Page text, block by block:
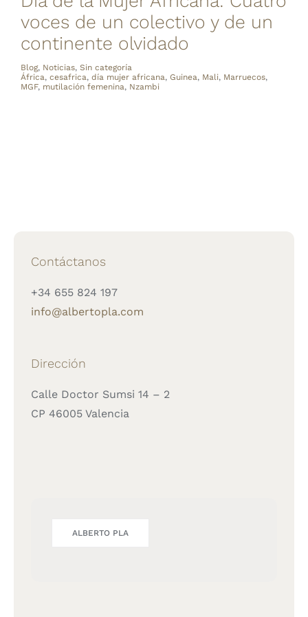
voces de un colectivo y de un
continente olvidado
Blog, Noticias, Sin categoría
África, cesafrica, día mujer africana, Guinea, Mali, Marruecos,
MGF, mutilación femenina, Nzambi
Contáctanos
+34 655 824 197
info@albertopla.com
Dirección
Calle Doctor Sumsi 14 – 2
CP 46005 Valencia
ALBERTO PLA